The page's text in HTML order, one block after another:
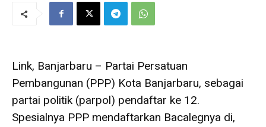
Link, Banjarbaru – Partai Persatuan
Pembangunan (PPP) Kota Banjarbaru, sebagai
partai politik (parpol) pendaftar ke 12.
Spesialnya PPP mendaftarkan Bacalegnya di,